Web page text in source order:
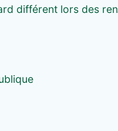
différent lors des